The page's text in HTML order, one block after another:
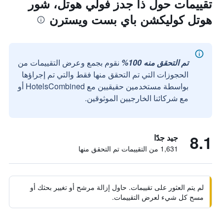
تقييمات حول ذا جدز فولي هوتل، شور
هوتل كوليكشن باي بست ويسترن
تم التحقق منه 100%
نقوم بجمع وعرض التقييمات من
الحجوزات التي تم التحقق منها فقط والتي تم إجراؤها
بواسطة مستخدمين حقيقيين مع HotelsCombined أو
مع شركائنا الخارجيين الموثوقين.
8.1 جيد جدًا
1,631 من التقييمات تم التحقق منها
لم يتم العثور على تقييمات. حاول إزالة مرشح أو تغيير بحثك أو
مسح كل شيء لعرض التقييمات.